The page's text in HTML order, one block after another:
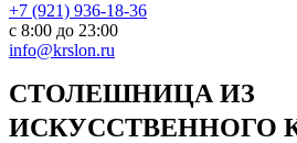
+7 (921) 936-18-36
с 8:00 до 23:00
info@krslon.ru
СТОЛЕШНИЦА ИЗ
ИСКУССТВЕННОГО